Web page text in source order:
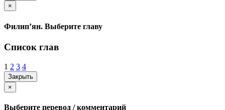
×
Филип’ян. Выберите главу
Список глав
1 2 3 4
Закрыть
×
Выберите перевод / комментарий